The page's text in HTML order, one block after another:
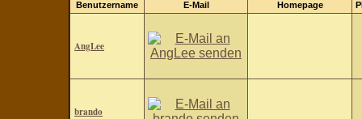
Benutzername E-Mail Homepage
AngLee
brando